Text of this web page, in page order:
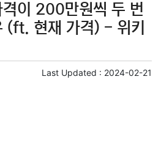
이 200만원씩 두 번
(ft. 현재 가격) - 위키
Last Updated : 2024-02-21